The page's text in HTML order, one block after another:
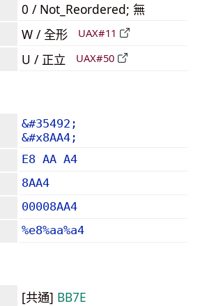
0 / Not_Reordered; 無
W / 全形 UAX#11
U / 正立 UAX#50
&#35492;
&#x8AA4;
E8 AA A4
8AA4
00008AA4
%e8%aa%a4
[共通] BB7E